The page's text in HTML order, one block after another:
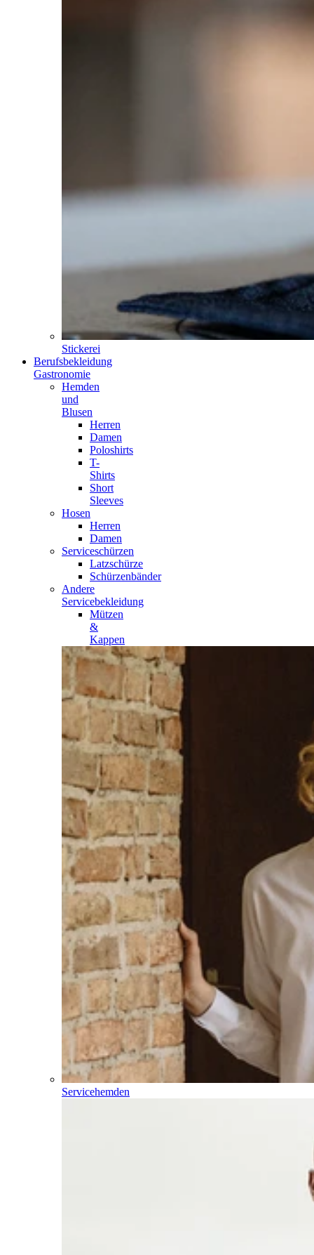
Stickerei
Berufsbekleidung
Gastronomie
Hemden
und
Blusen
Herren
Damen
Poloshirts
T-
Shirts
Short
Sleeves
Hosen
Herren
Damen
Serviceschürzen
Latzschürze
Schürzenbänder
Andere
Servicebekleidung
Mützen
&
Kappen
Servicehemden